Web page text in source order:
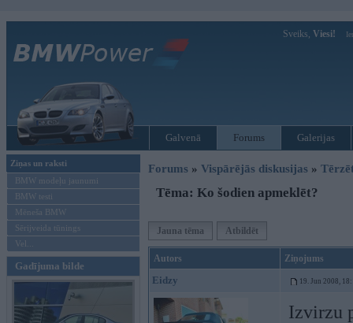
Sveiks, Viesi!
Galvenā Forums Galerijas
Ziņas un raksti
BMW modeļu jaunumi
BMW testi
Mēneša BMW
Sērijveida tūnings
Vel...
Gadījuma bilde
Forums » Vispārējās diskusijas »
Tēma: Ko šodien apmeklēt?
Jauna tēma Atbildēt
Autors Ziņojums
Eidzy 19. Jun 2008,
Izvirzu